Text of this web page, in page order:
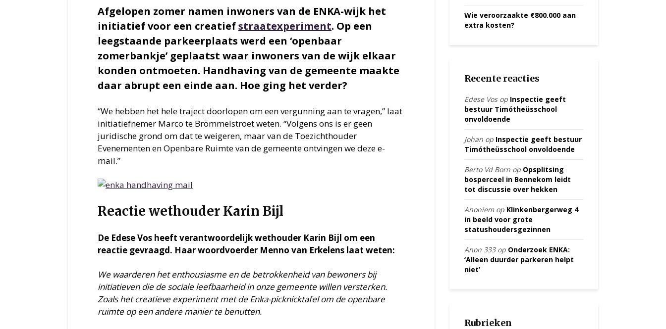
Afgelopen zomer namen inwoners van de ENKA-wijk het
initiatief voor een creatiefstraatexperiment. Op een
leegstaande parkeerplaats werd een ‘openbaar
zomerbankje’ geplaatst waar inwoners van de wijk elkaar
konden ontmoeten. Handhaving van de gemeente maakte
daar abrupt een einde aan. Hoe ging het verder?
“We hebben het hele traject doorlopen om een vergunning aan te vragen,” laat
initiatiefnemer Marco te Brömmelstroet weten. “Volgens ons is er geen
juridische grond om dat te weigeren, maar van de Toezichthouder
Evenementen en Openbare Ruimte van de gemeente ontvingen we deze e-
mail.”
Reactie wethouder Karin Bijl
De Edese Vos heeft verantwoordelijk wethouder Karin Bijl om een
reactie gevraagd. Haar woordvoerder Menno van Erkelens laat weten:
We waarderen het enthousiasme en de betrokkenheid van bewoners bij
initiatieven die de sociale leefbaarheid in onze gemeente willen versterken.
Zoals het creatieve experiment met de Enka-picknicktafel om de openbare
ruimte op een andere manier te benutten.
Wie veroorzaakte €800.000 aan
extra kosten?
Recente reacties
Edese Vosop Inspectie geeft
bestuur Timótheüsschool
onvoldoende
Johan op Inspectie geeft bestuur
Timótheüsschool onvoldoende
Berto Vd Born op Opsplitsing
bosperceel in Bennekom leidt
tot discussie over hekken
Anoniem op Klinkenbergerweg 4
in beeld voor grote
statushoudersgezinnen
Anon 333op Onderzoek ENKA:
‘Alleen duurder parkeren helpt
niet’
Rubrieken